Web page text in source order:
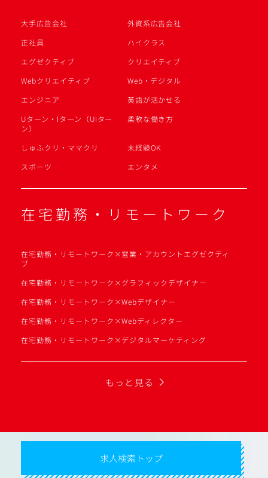
大手広告会社
外資系広告会社
正社員
ハイクラス
エグゼクティブ
クリエイティブ
Webクリエイティブ
Web・デジタル
エンジニア
英語が活かせる
Uターン・Iターン（UIター
ン）
柔軟な働き方
しゅふクリ・ママクリ
未経験OK
スポーツ
エンタメ
在宅勤務・リモートワーク
在宅勤務・リモートワーク×営業・アカウントエグゼクティ
ブ
在宅勤務・リモートワーク×グラフィックデザイナー
在宅勤務・リモートワーク×Webデザイナー
在宅勤務・リモートワーク×Webディレクター
在宅勤務・リモートワーク×デジタルマーケティング
もっと見る
求人検索トップ